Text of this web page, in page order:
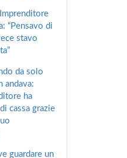
“Pensavo di
stavo
da solo
andava:
ha
cassa grazie
guardare un